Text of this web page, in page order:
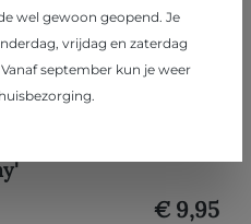
€ 9,95
wel gewoon geopend. Je
vrijdag en zaterdag
september kun je weer